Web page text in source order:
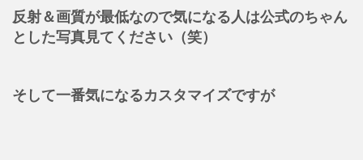
反射＆画質が最低なので気になる人は公式のちゃん
とした写真見てください（笑）
そして一番気になるカスタマイズですが